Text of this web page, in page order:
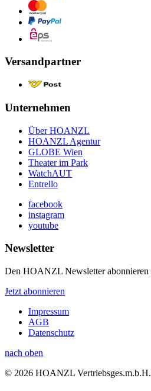
Versandpartner
Unternehmen
Über HOANZL
HOANZL Agentur
GLOBE Wien
Theater im Park
WatchAUT
Entrello
facebook
instagram
youtube
Newsletter
Den HOANZL Newsletter abonnieren
Jetzt abonnieren
Impressum
AGB
Datenschutz
nach oben
© 2026 HOANZL Vertriebsges.m.b.H.